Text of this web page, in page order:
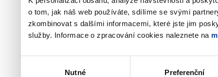
o tom, jak náš web používáte, sdílíme se svými
zkombinovat s dalšími informacemi, které jste jim
služby. Informace o zpracování cookies naleznete na
Nutné Preferenční